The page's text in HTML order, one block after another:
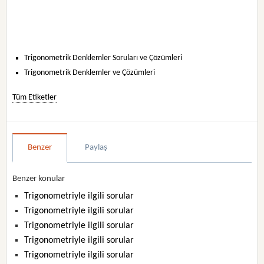
Trigonometrik Denklemler Soruları ve Çözümleri
Trigonometrik Denklemler ve Çözümleri
Tüm Etiketler
Benzer Paylaş
Benzer konular
Trigonometriyle ilgili sorular
Trigonometriyle ilgili sorular
Trigonometriyle ilgili sorular
Trigonometriyle ilgili sorular
Trigonometriyle ilgili sorular